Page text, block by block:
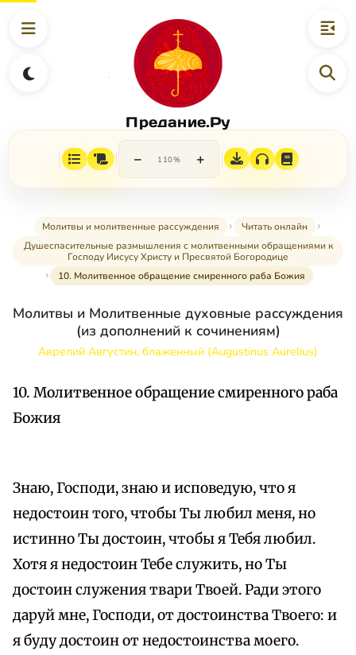
Предание.Ру
− 110% +
Молитвы и молитвенные рассуждения
Читать онлайн
Душеспасительные размышления с молитвенными обращениями к
Господу Иисусу Христу и Пресвятой Богородице
10. Молитвенное обращение смиренного раба Божия
Молитвы и Молитвенные духовные рассуждения
(из дополнений к сочинениям)
Аврелий Августин, блаженный (Augustinus Aurelius)
10. Молитвенное обращение смиренного раба
Божия
Знаю, Господи, знаю и исповедую, что я
недостоин того, чтобы Ты любил меня, но
истинно Ты достоин, чтобы я Тебя любил.
Хотя я недостоин Тебе служить, но Ты
достоин служения твари Твоей. Ради этого
даруй мне, Господи, от достоинства Твоего: и
я буду достоин от недостоинства моего.